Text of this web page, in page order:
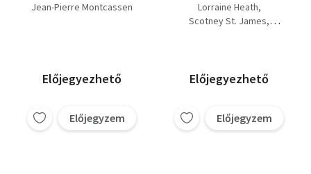
sivatag hercegnője
Jean-Pierre Montcassen
Előjegyezhető
Előjegyzem
Perzselő vadon, A
fáraó lánya, Szeress
Lorraine Heath
Scotney St. James
Előjegyezhető
Előjegyzem